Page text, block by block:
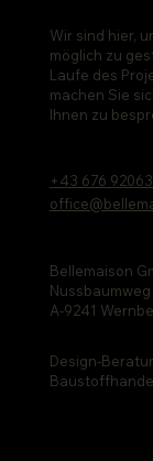
Wir sind hier,
möglich zu
Laufe des
machen Sie
Ihnen zu
+43 676
Bellemaison
Nussbaumweg
A-9241
Design-